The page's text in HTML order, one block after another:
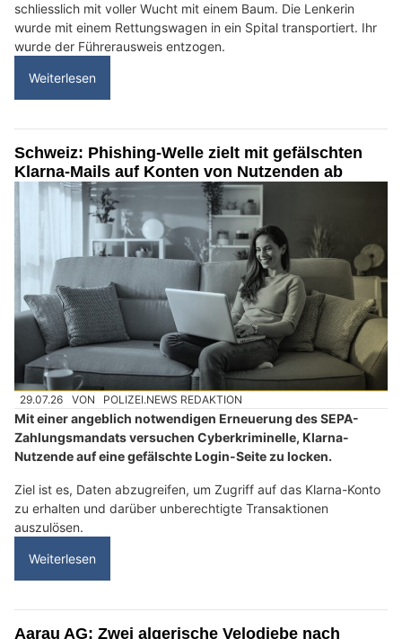
schliesslich mit voller Wucht mit einem Baum. Die Lenkerin
wurde mit einem Rettungswagen in ein Spital transportiert. Ihr
wurde der Führerausweis entzogen.
Weiterlesen
Schweiz: Phishing-Welle zielt mit gefälschten
Klarna-Mails auf Konten von Nutzenden ab
29.07.26 VON POLIZEI.NEWS REDAKTION
Mit einer angeblich notwendigen Erneuerung des SEPA-
Zahlungsmandats versuchen Cyberkriminelle, Klarna-
Nutzende auf eine gefälschte Login-Seite zu locken.
Ziel ist es, Daten abzugreifen, um Zugriff auf das Klarna-Konto
zu erhalten und darüber unberechtigte Transaktionen
auszulösen.
Weiterlesen
Aarau AG: Zwei algerische Velodiebe nach